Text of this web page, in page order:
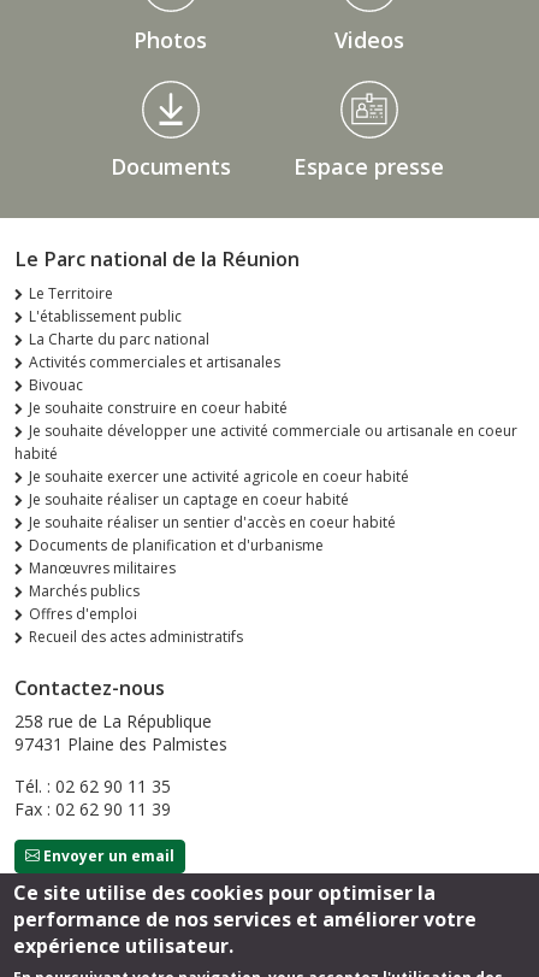
Photos Videos
Documents Espace presse
Le Parc national de la Réunion
Le Territoire
L'établissement public
La Charte du parc national
Activités commerciales et artisanales
Bivouac
Je souhaite construire en coeur habité
Je souhaite développer une activité commerciale ou artisanale en coeur
habité
Je souhaite exercer une activité agricole en coeur habité
Je souhaite réaliser un captage en coeur habité
Je souhaite réaliser un sentier d'accès en coeur habité
Documents de planification et d'urbanisme
Manœuvres militaires
Marchés publics
Offres d'emploi
Recueil des actes administratifs
Contactez-nous
258 rue de La République
97431 Plaine des Palmistes
Tél. : 02 62 90 11 35
Fax : 02 62 90 11 39
Envoyer un email
Suivez-nous
Ce site utilise des cookies pour optimiser la
performance de nos services et améliorer votre
expérience utilisateur.